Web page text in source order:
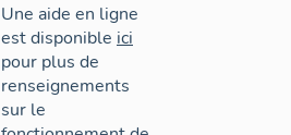
Une aide en ligne
est disponible ici
pour plus de
renseignements
sur le